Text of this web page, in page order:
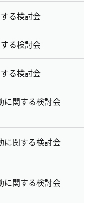
る検討会
る検討会
る検討会
に関する検討会
に関する検討会
に関する検討会